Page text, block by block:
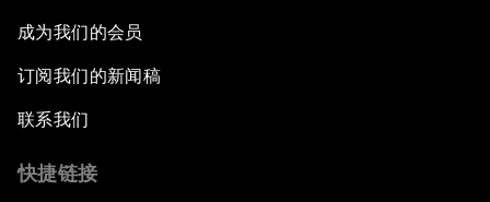
成为我们的会员
订阅我们的新闻稿
联系我们
快捷链接